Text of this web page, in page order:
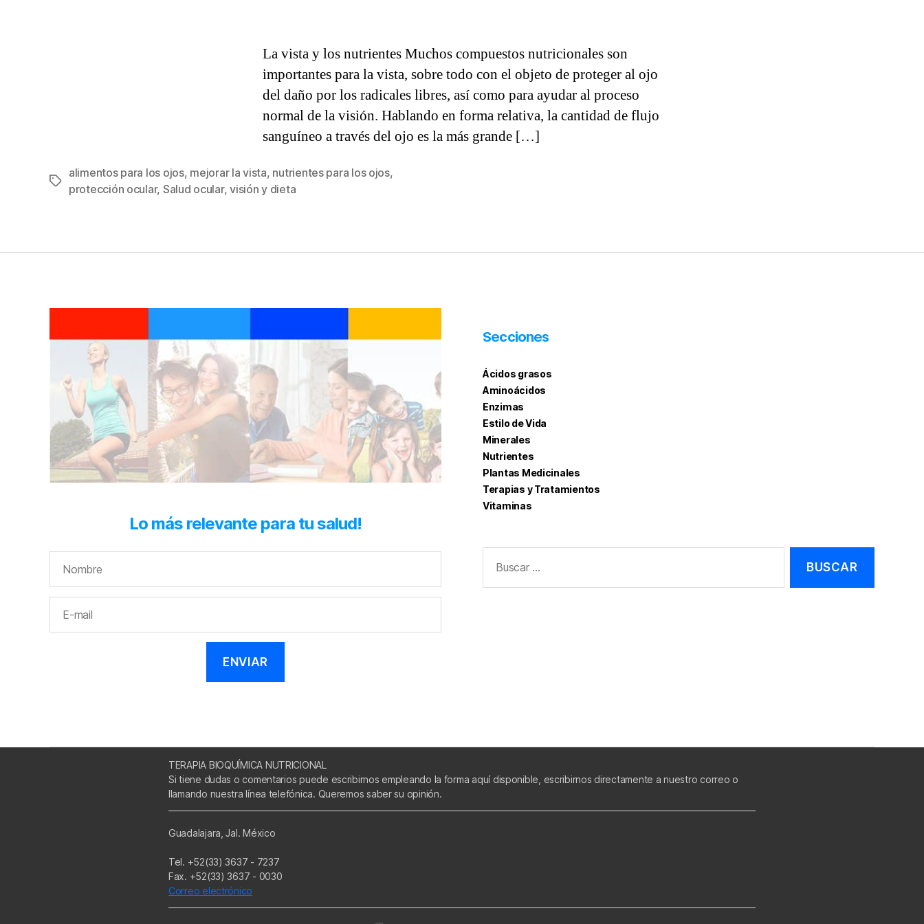
La vista y los nutrientes Muchos compuestos nutricionales son
importantes para la vista, sobre todo con el objeto de proteger al ojo
del daño por los radicales libres, así como para ayudar al proceso
normal de la visión. Hablando en forma relativa, la cantidad de flujo
sanguíneo a través del ojo es la más grande […]
Etiquetas
alimentos para los ojos, mejorar la vista, nutrientes para los ojos,
protección ocular, Salud ocular,visión y dieta
Lo más relevante para tu salud!
Secciones
Ácidos grasos
Aminoácidos
Enzimas
Estilo de Vida
Minerales
Nutrientes
Plantas Medicinales
Terapias y Tratamientos
Vitaminas
TERAPIA BIOQUÍMICA NUTRICIONAL
Si tiene dudas o comentarios puede escribirnos empleando la forma aquí disponible, escribirnos directamente a nuestro correo o
llamando nuestra línea telefónica. Queremos saber su opinión.
Guadalajara, Jal. México
Tel. +52(33) 3637 - 7237
Fax. +52(33) 3637 - 0030
Correo electrónico